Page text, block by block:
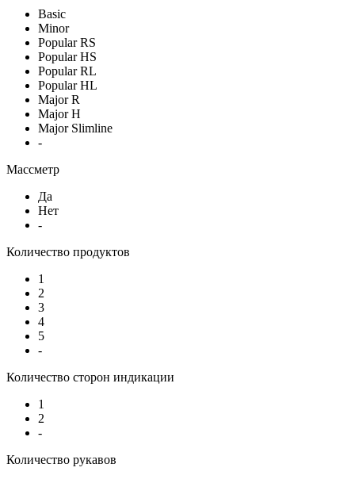
Basic
Minor
Popular RS
Popular HS
Popular RL
Popular HL
Major R
Major H
Major Slimline
-
Массметр
Да
Нет
-
Количество продуктов
1
2
3
4
5
-
Количество сторон индикации
1
2
-
Количество рукавов